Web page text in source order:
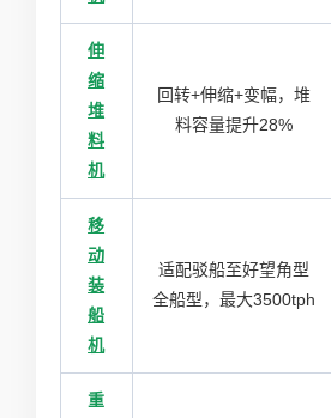
伸
缩
堆
料
机
回转+伸缩+变幅，堆
料容量提升28%
移
动
装
船
机
适配驳船至好望角型
全船型，最大3500tph
重